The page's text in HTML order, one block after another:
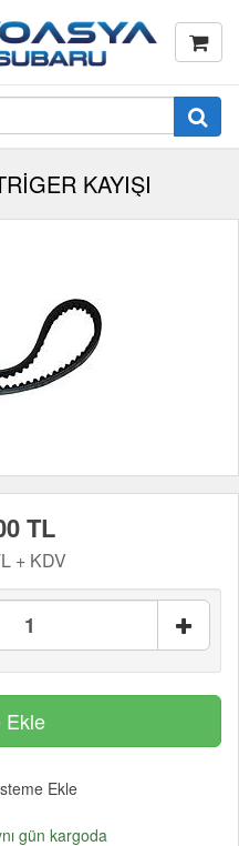
KAYIŞI
TL
+ KDV
Ekle
gün kargoda